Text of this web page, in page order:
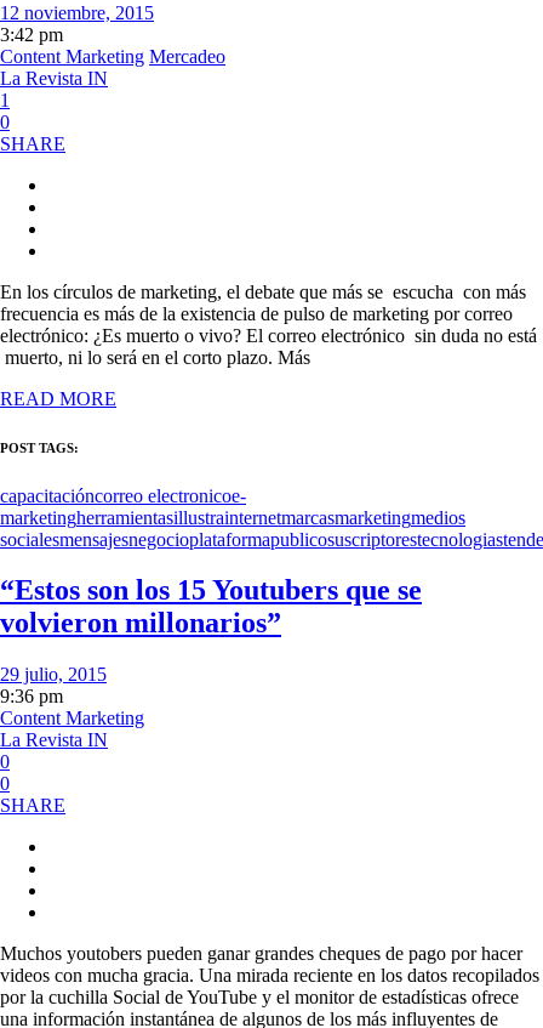
12 noviembre, 2015
3:42 pm
Content Marketing Mercadeo
La Revista IN
1
0
SHARE
En los círculos de marketing, el debate que más se escucha con más
frecuencia es más de la existencia de pulso de marketing por correo
electrónico: ¿Es muerto o vivo? El correo electrónico sin duda no está
muerto, ni lo será en el corto plazo. Más
READ MORE
POST TAGS:
capacitacióncorreo electronicoe-
marketingherramientasillustrainternetmarcasmarketingmedios
socialesmensajesnegocioplataformapublicosuscriptorestecnologias
“Estos son los 15 Youtubers que se
volvieron millonarios”
29 julio, 2015
9:36 pm
Content Marketing
La Revista IN
0
0
SHARE
Muchos youtobers pueden ganar grandes cheques de pago por hacer
videos con mucha gracia. Una mirada reciente en los datos recopilados
por la cuchilla Social de YouTube y el monitor de estadísticas ofrece
una información instantánea de algunos de los más influyentes de